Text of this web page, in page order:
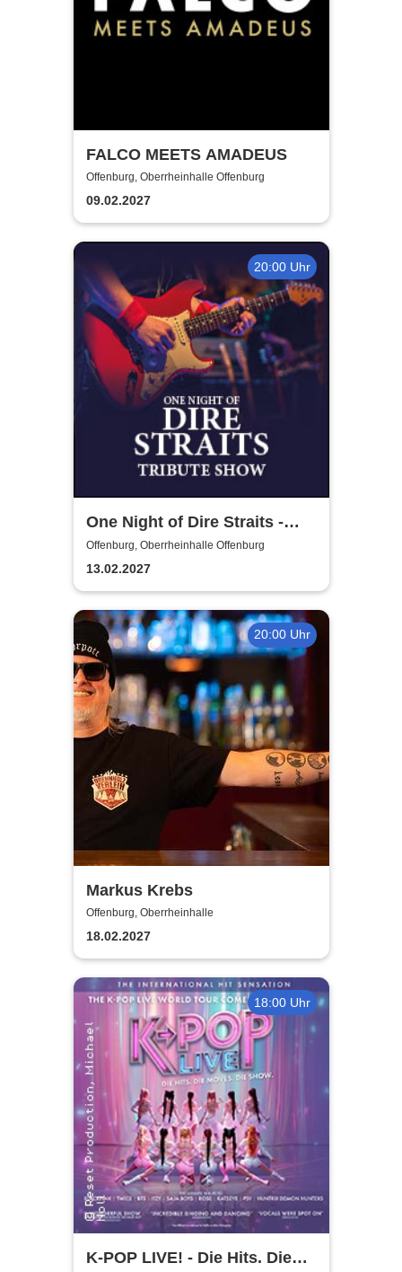
FALCO MEETS AMADEUS
Offenburg, Oberrheinhalle Offenburg
09.02.2027
20:00 Uhr
One Night of Dire Straits -
Tribute Show
Offenburg, Oberrheinhalle Offenburg
13.02.2027
20:00 Uhr
Markus Krebs
Offenburg, Oberrheinhalle
18.02.2027
18:00 Uhr
K-POP LIVE! - Die Hits. Die